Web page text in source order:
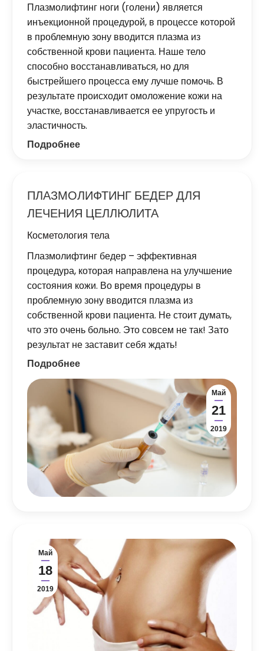
Плазмолифтинг ноги (голени) является
инъекционной процедурой, в процессе которой
в проблемную зону вводится плазма из
собственной крови пациента. Наше тело
способно восстанавливаться, но для
быстрейшего процесса ему лучше помочь. В
результате происходит омоложение кожи на
участке, восстанавливается ее упругость и
эластичность.
Подробнее
ПЛАЗМОЛИФТИНГ БЕДЕР ДЛЯ
ЛЕЧЕНИЯ ЦЕЛЛЮЛИТА
Косметология тела
Плазмолифтинг бедер – эффективная
процедура, которая направлена на улучшение
состояния кожи. Во время процедуры в
проблемную зону вводится плазма из
собственной крови пациента. Не стоит думать,
что это очень больно. Это совсем не так! Зато
результат не заставит себя ждать!
Подробнее
Май
21
2019
Май
18
2019